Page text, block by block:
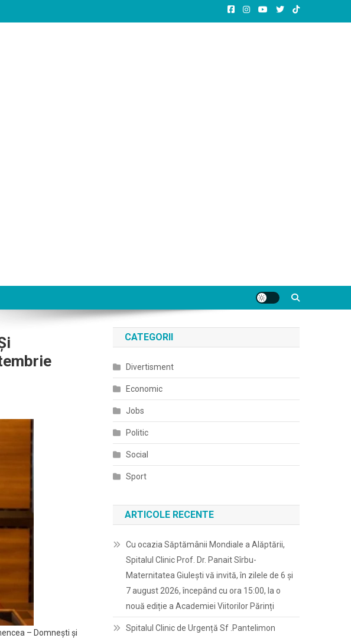
– Domneşti şi
CATEGORII
Divertisment
Economic
Jobs
Politic
Social
Sport
ARTICOLE RECENTE
Cu ocazia Săptămânii Mondiale a Alăptării,
Spitalul Clinic Prof. Dr. Panait Sîrbu-
Maternitatea Giulești vă invită, în zilele de 6 și
7 august 2026, începând cu ora 15:00, la o
nouă ediție a Academiei Viitorilor Părinți
Spitalul Clinic de Urgență Sf .Pantelimon